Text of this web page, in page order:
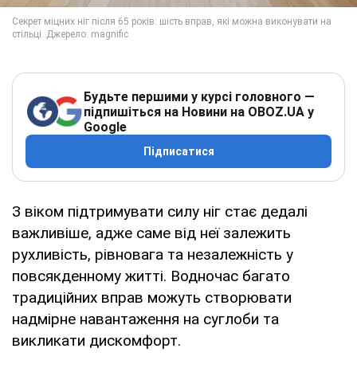
Будьте першими у курсі головного —
підпишіться на Новини на OBOZ.UA у
Google
Підписатися
З віком підтримувати силу ніг стає дедалі
важливіше, адже саме від неї залежить
рухливість, рівновага та незалежність у
повсякденному житті. Водночас багато
традиційних вправ можуть створювати
надмірне навантаження на суглоби та
викликати дискомфорт.